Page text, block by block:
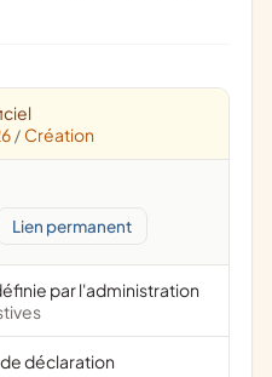
/ Création
Lien permanent
par l'administration
déclaration